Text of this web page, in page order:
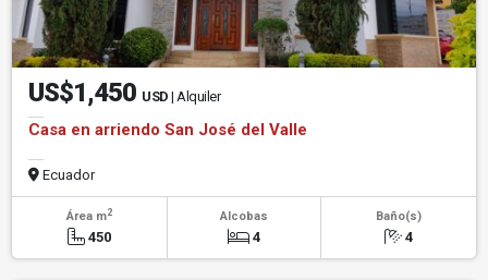
US$1,450 USD | Alquiler
Casa en arriendo San José del Valle
Ecuador
Área m2
450
Alcobas
4
Baño(s)
4